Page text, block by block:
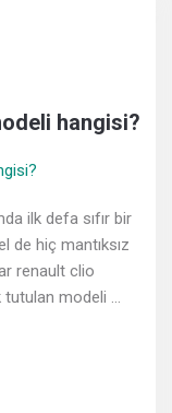
hangisi?
ilk defa sıfır bir
de hiç mantıksız
renault clio
modeli ...